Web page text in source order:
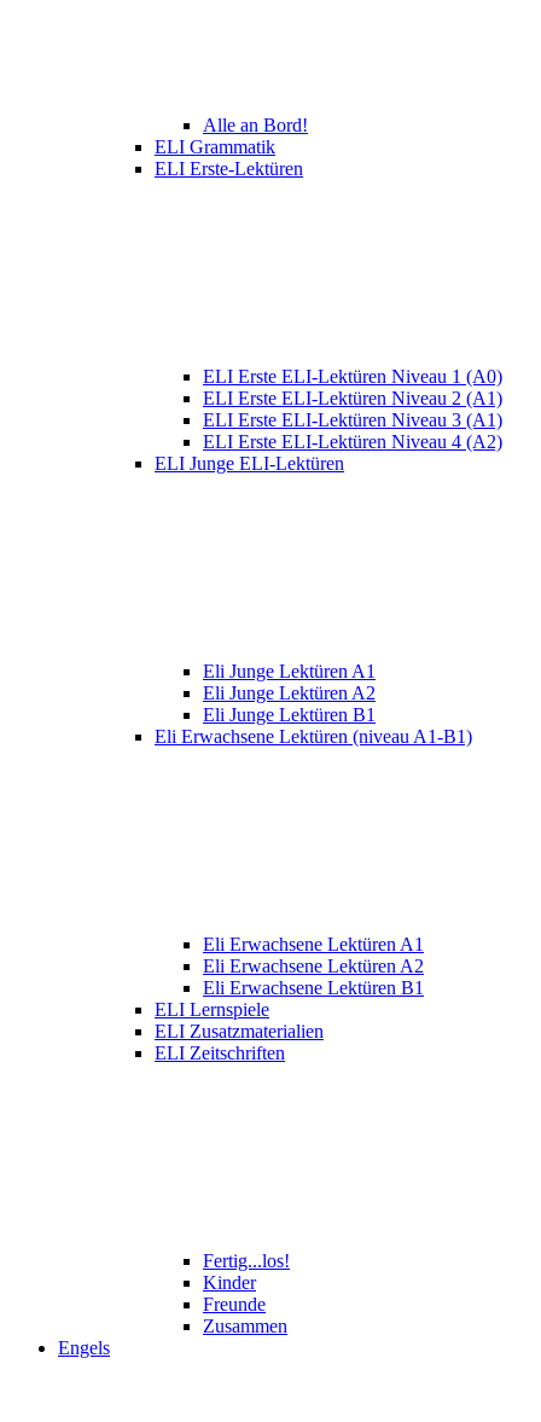
Alle an Bord!
ELI Grammatik
ELI Erste-Lektüren
ELI Erste ELI-Lektüren Niveau 1 (A0)
ELI Erste ELI-Lektüren Niveau 2 (A1)
ELI Erste ELI-Lektüren Niveau 3 (A1)
ELI Erste ELI-Lektüren Niveau 4 (A2)
ELI Junge ELI-Lektüren
Eli Junge Lektüren A1
Eli Junge Lektüren A2
Eli Junge Lektüren B1
Eli Erwachsene Lektüren (niveau A1-B1)
Eli Erwachsene Lektüren A1
Eli Erwachsene Lektüren A2
Eli Erwachsene Lektüren B1
ELI Lernspiele
ELI Zusatzmaterialien
ELI Zeitschriften
Fertig...los!
Kinder
Freunde
Zusammen
Engels